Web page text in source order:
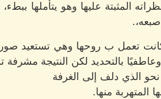
المثبتة عليها وهو يتأملها
تعمل ب روحها وهي تستعيد
وعاطفيًا بالتحديد لكن النتيجة
الذي دلف إلى الغرفة
منها.